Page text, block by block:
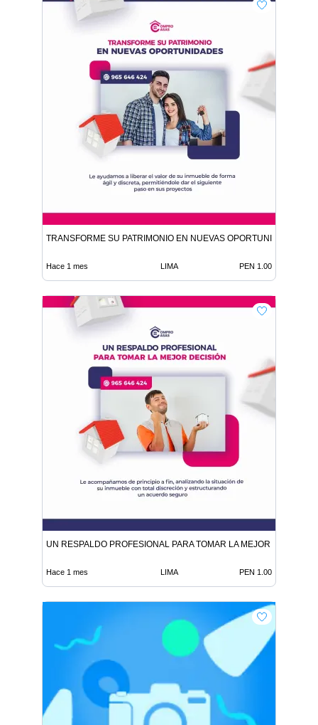
TRANSFORME SU PATRIMONIO EN NUEVAS OPORTUNIDADES
Hace 1 mes LIMA PEN 1.00
UN RESPALDO PROFESIONAL PARA TOMAR LA MEJOR DECISIÓN
Hace 1 mes LIMA PEN 1.00